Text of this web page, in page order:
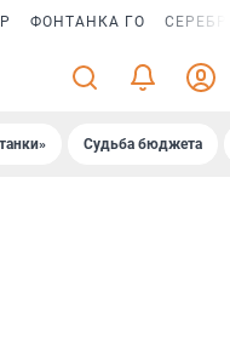
ФОНТАНКА ГО
Судьба бюджета